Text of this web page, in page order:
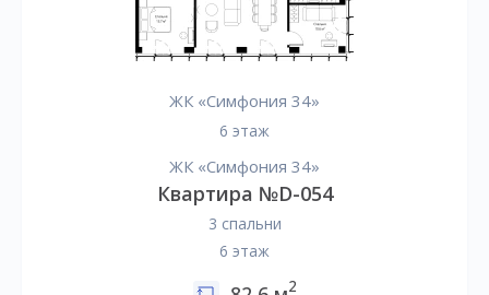
ЖК «Симфония 34»
6 этаж
ЖК «Симфония 34»
Квартира №D-054
3 спальни
6 этаж
2